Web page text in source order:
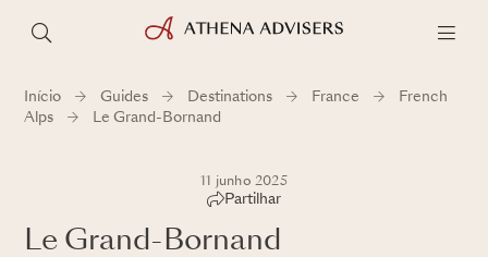
Início Guides Destinations France
French
Alps
Le Grand-Bornand
11 junho 2025
Partilhar
Le Grand-Bornand